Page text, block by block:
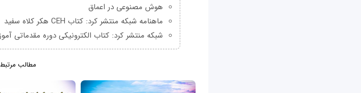
هوش مصنوعی در اعماق
ماهنامه شبکه منتشر کرد: کتاب CEH هکر کلاه سفید
شبکه منتشر کرد: کتاب الکترونیکی دوره مقدماتی
مطالب مرتبط